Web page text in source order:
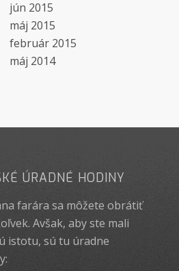
jún 2015
máj 2015
február 2015
máj 2014
ÚRADNÉ HODINY
farára sa môžete obrátiť
Avšak, aby ste mali
istotu, sú tu úradne